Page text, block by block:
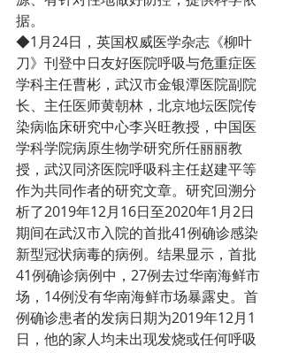
据。
◆1月24日，英国权威医学杂志《柳叶
刀》刊登中日友好医院呼吸与危重症医
学科主任曹彬，武汉市金银潭医院副院
长、主任医师黄朝林，北京地坛医院传
染病临床研究中心李兴旺教授，中国医
学科学院病原生物学研究所任丽丽教
授，武汉同济医院呼吸科主任赵建平等
作为共同作者的研究文章。研究回溯分
析了2019年12月16日至2020年1月2日
期间在武汉市入院的首批41例确诊感染
新型冠状病毒的病例。结果显示，首批
41例确诊病例中，27例去过华南海鲜市
场，14例没有华南海鲜市场暴露史。首
例确诊患者的发病日期为2019年12月1
日，他的家人均未出现发烧或任何呼吸